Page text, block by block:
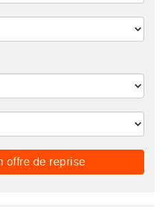
offre de reprise